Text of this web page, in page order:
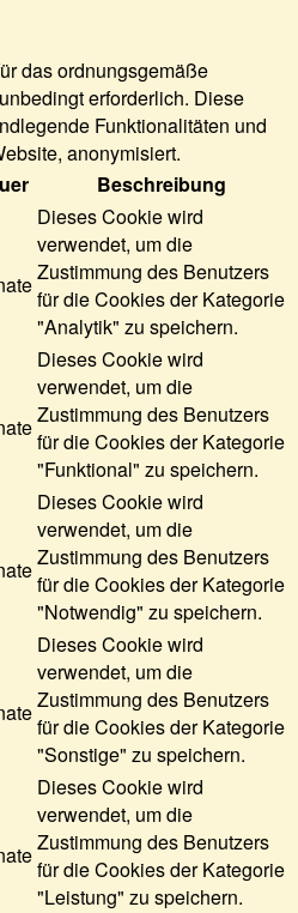
das ordnungsgemäße
erforderlich. Diese
Funktionalitäten und
anonymisiert.
Beschreibung
Dieses Cookie wird
verwendet, um die
Zustimmung des Benutzers
für die Cookies der Kategorie
"Analytik" zu speichern.
Dieses Cookie wird
verwendet, um die
Zustimmung des Benutzers
für die Cookies der Kategorie
"Funktional" zu speichern.
Dieses Cookie wird
verwendet, um die
Zustimmung des Benutzers
für die Cookies der Kategorie
"Notwendig" zu speichern.
Dieses Cookie wird
verwendet, um die
Zustimmung des Benutzers
für die Cookies der Kategorie
"Sonstige" zu speichern.
Dieses Cookie wird
verwendet, um die
Zustimmung des Benutzers
für die Cookies der Kategorie
"Leistung" zu speichern.